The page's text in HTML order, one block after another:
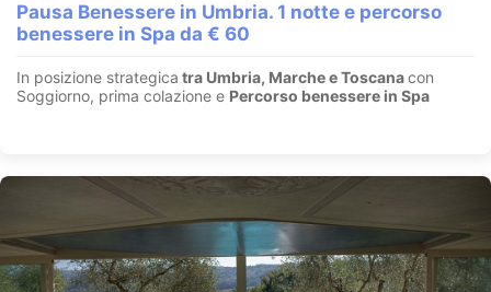
Pausa Benessere in Umbria. 1 notte e percorso
benessere in Spa da € 60
In posizione strategica tra Umbria, Marche e Toscanacon
Soggiorno, prima colazione e Percorso benessere in Spa